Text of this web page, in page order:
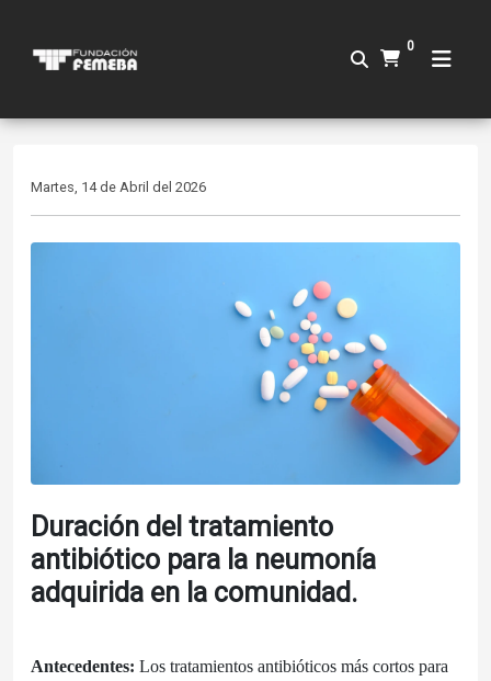
0
Martes, 14 de Abril del 2026
Duración del tratamiento
antibiótico para la neumonía
adquirida en la comunidad.
Antecedentes: Los tratamientos antibióticos más cortos para